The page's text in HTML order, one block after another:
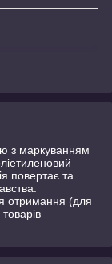
з маркуванням
повертає та
отримання (для